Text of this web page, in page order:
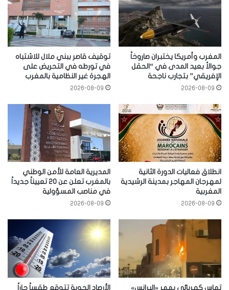
المغرب وأمريكا يختبران صاروخاً
جوالاً بعيد المدى في “الحقل
الإفريقي” بتجارب ناجحة
2026-08-09
توقيف قاصر ببني ملال للاشتباه
في تورطه في التحريض على
الهجرة غير النظامية بالمغرب
2026-08-09
انطلاق فعاليات الدورة الثانية
لمهرجان المهاجر بمدينة الرشيدية
المغربية
2026-08-09
المديرية العامة للأمن الوطني
بالمغرب تعلن عن 20 تعييناً جديداً
في مناصب المسؤولية
2026-08-09
تماس كهربائي بممر «البرانس»
الأرصاد الجوية تتوقع طقساً حاراً